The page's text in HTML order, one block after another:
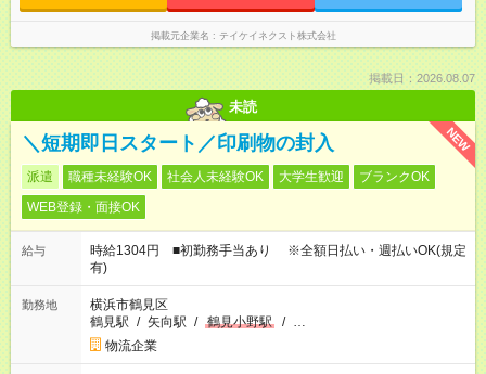
掲載元企業名 テイケイネクスト株式会社
掲載日：2026.08.07
未読
NEW
＼短期即日スタート／印刷物の封入
派遣 職種未経験OK 社会人未経験OK 大学生歓迎
ブランクOK
WEB登録・面接OK
給与
時給1304円 ■初勤務手当あり ※全額日払い・週払いOK(規定
有)
勤務地
横浜市鶴見区
鶴見駅 / 矢向駅 / 鶴見小野駅 / …
物流企業